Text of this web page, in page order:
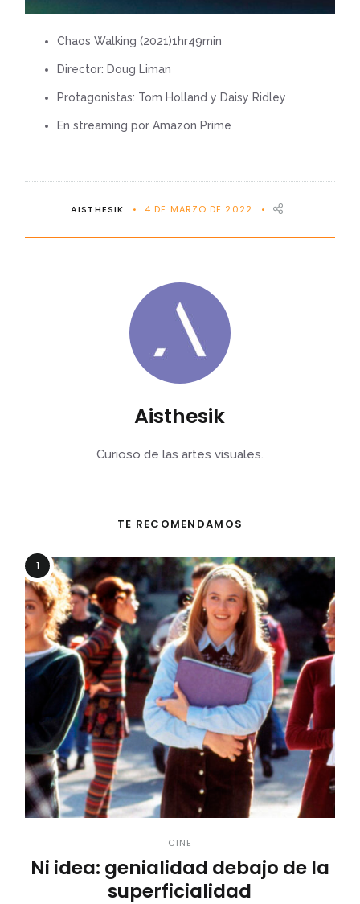
Chaos Walking (2021)1hr49min
Director: Doug Liman
Protagonistas: Tom Holland y Daisy Ridley
En streaming por Amazon Prime
AISTHESIK 4 DE MARZO DE 2022
Aisthesik
Curioso de las artes visuales.
TE RECOMENDAMOS
1
CINE
Ni idea: genialidad debajo de la
superficialidad